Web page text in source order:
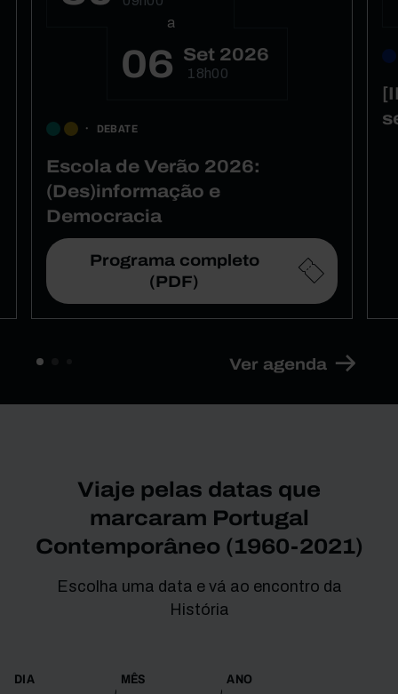
a
06 Set 2026
18h00
DEBATE
Escola de Verão 2026:
(Des)informação e
Democracia
Programa completo
(PDF)
Ver agenda
Viaje pelas datas que
marcaram Portugal
Contemporâneo (1960-2021)
Escolha uma data e vá ao encontro da
História
DIA MÊS ANO